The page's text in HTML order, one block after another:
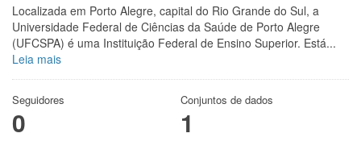
Localizada em Porto Alegre, capital do Rio Grande do Sul, a
Universidade Federal de Ciências da Saúde de Porto Alegre
(UFCSPA) é uma Instituição Federal de Ensino Superior. Está...
Leia mais
Seguidores
0
Conjuntos de dados
1